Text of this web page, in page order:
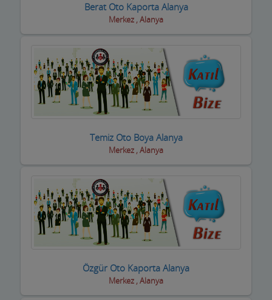
Berat Oto Kaporta Alanya
Merkez , Alanya
Temiz Oto Boya Alanya
Merkez , Alanya
Özgür Oto Kaporta Alanya
Merkez , Alanya